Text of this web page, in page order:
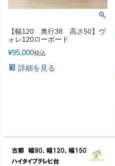
【幅120 奥行38 高さ50】ヴ
ォレ120ローボード
¥95,000税込
詳細を見る